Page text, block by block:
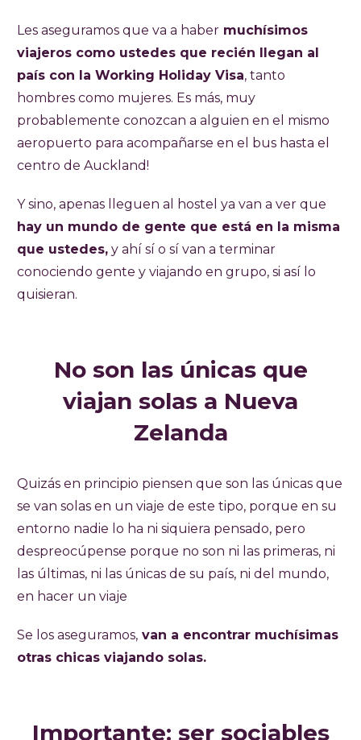
Les aseguramos que va a haber muchísimos
viajeros como ustedes que recién llegan al
país con la Working Holiday Visa, tanto
hombres como mujeres. Es más, muy
probablemente conozcan a alguien en el mismo
aeropuerto para acompañarse en el bus hasta el
centro de Auckland!
Y sino, apenas lleguen al hostel ya van a ver que
hay un mundo de gente que está en la misma
que ustedes, y ahí sí o sí van a terminar
conociendo gente y viajando en grupo, si así lo
quisieran.
No son las únicas que
viajan solas a Nueva
Zelanda
Quizás en principio piensen que son las únicas que
se van solas en un viaje de este tipo, porque en su
entorno nadie lo ha ni siquiera pensado, pero
despreocúpense porque no son ni las primeras, ni
las últimas, ni las únicas de su país, ni del mundo,
en hacer un viaje
Se los aseguramos, van a encontrar muchísimas
otras chicas viajando solas.
Importante: ser sociables